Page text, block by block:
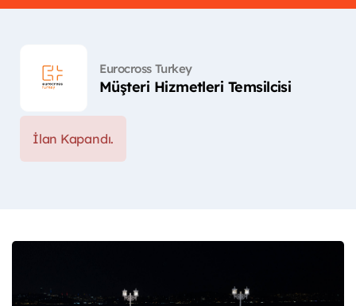
Eurocross Turkey
Müşteri Hizmetleri Temsilcisi
İlan Kapandı.